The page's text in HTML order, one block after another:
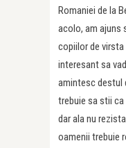
Romaniei de la
acolo, am ajuns
copiilor de
interesant sa
amintesc destul
trebuie sa stii
dar ala nu
oamenii trebuie